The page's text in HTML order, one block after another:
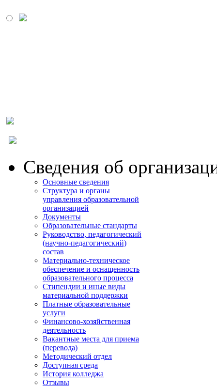
Сведения об
Основные сведения
Структура и органы
управления образовательной
организацией
Документы
Образовательные стандарты
Руководство, педагогический
(научно-педагогический)
состав
Материально-техническое
обеспечение и оснащенность
образовательного процесса
Стипендии и иные виды
материальной поддержки
Платные образовательные
услуги
Финансово-хозяйственная
деятельность
Вакантные места для приема
(перевода)
Методический отдел
Доступная среда
История колледжа
Отзывы